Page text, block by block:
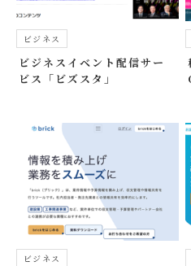
ビジネス
ビジネスイベント配信サー
ビス「ビズスタ」
ビジネス